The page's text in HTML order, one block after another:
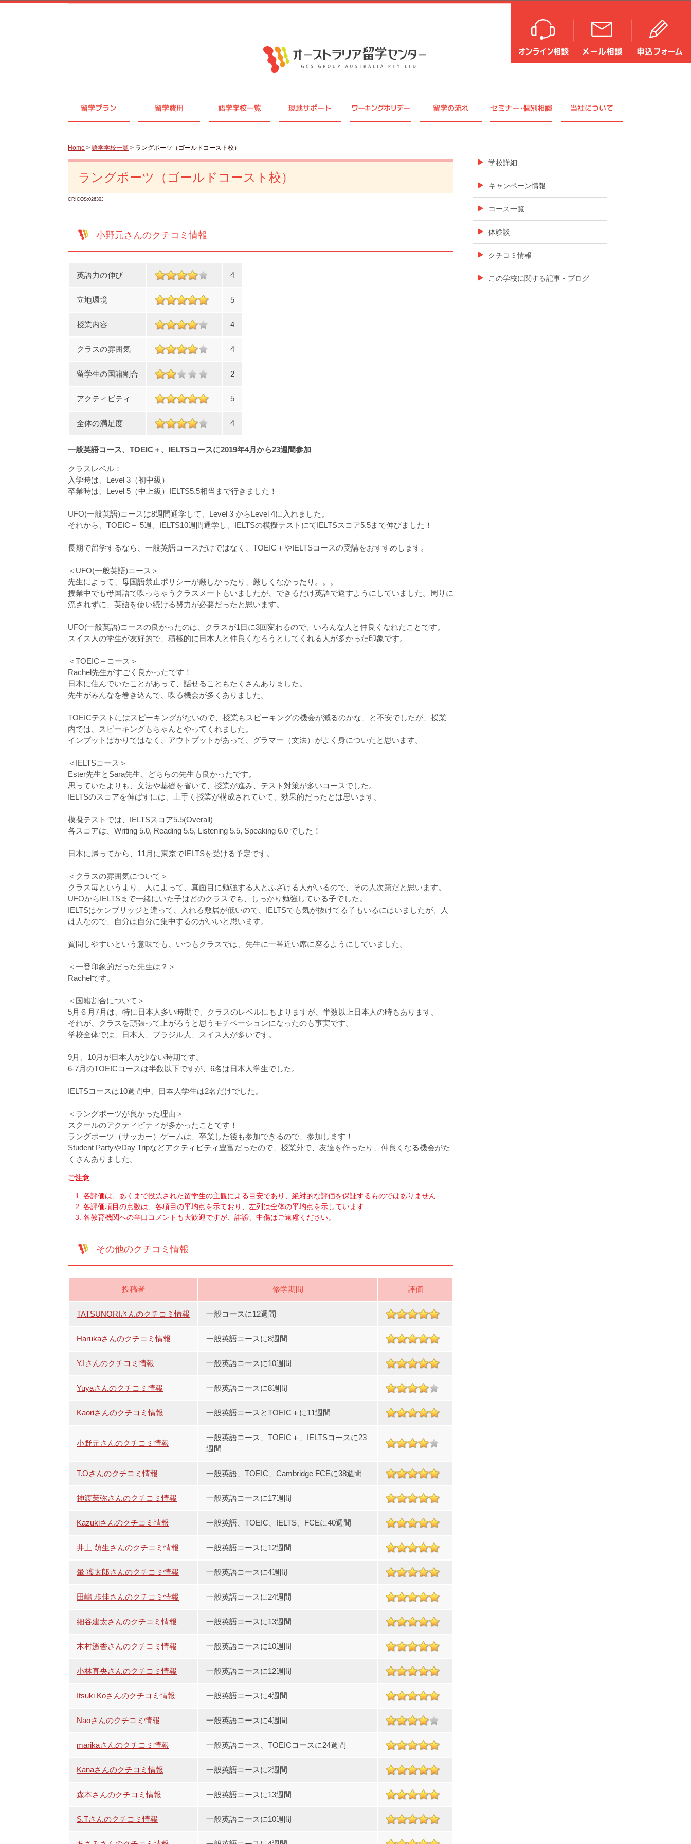
留学プラン 留学費用 語学学校一覧 現地サポート ワーキングホリデー 留学の流れ セミナー・個別相談 当社について
Home > 語学学校一覧 > ラングポーツ（ゴールドコースト校）
ラングポーツ（ゴールドコースト校）
CRICOS:02630J
小野元さんのクチコミ情報
英語力の伸び 4
立地環境 5
授業内容 4
クラスの雰囲気 4
留学生の国籍割合 2
アクティビティ 5
全体の満足度 4
一般英語コース、TOEIC＋、IELTSコースに2019年4月から23週間参加
クラスレベル：
入学時は、Level 3（初中級）
卒業時は、Level 5（中上級）IELTS5.5相当まで行きました！
UFO(一般英語)コースは8週間通学して、Level 3 からLevel 4に入れました。
それから、TOEIC＋ 5週、IELTS10週間通学し、IELTSの模擬テストにてIELTSスコア5.5まで伸びました！
長期で留学するなら、一般英語コースだけではなく、TOEIC＋やIELTSコースの受講をおすすめします。
＜UFO(一般英語)コース＞
先生によって、母国語禁止ポリシーが厳しかったり、厳しくなかったり。。。
授業中でも母国語で喋っちゃうクラスメートもいましたが、できるだけ英語で返すようにしていました。周りに
流されずに、英語を使い続ける努力が必要だったと思います。
UFO(一般英語)コースの良かったのは、クラスが1日に3回変わるので、いろんな人と仲良くなれたことです。
スイス人の学生が友好的で、積極的に日本人と仲良くなろうとしてくれる人が多かった印象です。
＜TOEIC＋コース＞
Rachel先生がすごく良かったです！
日本に住んでいたことがあって、話せることもたくさんありました。
先生がみんなを巻き込んで、喋る機会が多くありました。
TOEICテストにはスピーキングがないので、授業もスピーキングの機会が減るのかな、と不安でしたが、授業
内では、スピーキングもちゃんとやってくれました。
インプットばかりではなく、アウトプットがあって、グラマー（文法）がよく身についたと思います。
＜IELTSコース＞
Ester先生とSara先生、どちらの先生も良かったです。
思っていたよりも、文法や基礎を省いて、授業が進み、テスト対策が多いコースでした。
IELTSのスコアを伸ばすには、上手く授業が構成されていて、効果的だったとは思います。
模擬テストでは、IELTSスコア5.5(Overall)
各スコアは、Writing 5.0, Reading 5.5, Listening 5.5, Speaking 6.0 でした！
日本に帰ってから、11月に東京でIELTSを受ける予定です。
＜クラスの雰囲気について＞
クラス毎というより、人によって、真面目に勉強する人とふざける人がいるので、その人次第だと思います。
UFOからIELTSまで一緒にいた子はどのクラスでも、しっかり勉強している子でした。
IELTSはケンブリッジと違って、入れる敷居が低いので、IELTSでも気が抜けてる子もいるにはいましたが、人
は人なので、自分は自分に集中するのがいいと思います。
質問しやすいという意味でも、いつもクラスでは、先生に一番近い席に座るようにしていました。
＜一番印象的だった先生は？＞
Rachelです。
＜国籍割合について＞
5月６月7月は、特に日本人多い時期で、クラスのレベルにもよりますが、半数以上日本人の時もあります。
それが、クラスを頑張って上がろうと思うモチベーションになったのも事実です。
学校全体では、日本人、ブラジル人、スイス人が多いです。
9月、10月が日本人が少ない時期です。
6-7月のTOEICコースは半数以下ですが、6名は日本人学生でした。
IELTSコースは10週間中、日本人学生は2名だけでした。
＜ラングポーツが良かった理由＞
スクールのアクティビティが多かったことです！
ラングポーツ（サッカー）ゲームは、卒業した後も参加できるので、参加します！
Student PartyやDay Tripなどアクティビティ豊富だったので、授業外で、友達を作ったり、仲良くなる機会がた
くさんありました。
ご注意
各評価は、あくまで投票された留学生の主観による目安であり、絶対的な評価を保証するものではありません
各評価項目の点数は、各項目の平均点を示ており、左列は全体の平均点を示しています
各教育機関への辛口コメントも大歓迎ですが、誹謗、中傷はご遠慮ください。
その他のクチコミ情報
投稿者 修学期間 評価
TATSUNORIさんのクチコミ情報 一般コースに12週間
Harukaさんのクチコミ情報 一般英語コースに8週間
Y.Iさんのクチコミ情報 一般英語コースに10週間
Yuyaさんのクチコミ情報 一般英語コースに8週間
Kaoriさんのクチコミ情報 一般英語コースとTOEIC＋に11週間
小野元さんのクチコミ情報
一般英語コース、TOEIC＋、IELTSコースに23
週間
T.Oさんのクチコミ情報 一般英語、TOEIC、Cambridge FCEに38週間
神渡茉弥さんのクチコミ情報 一般英語コースに17週間
Kazukiさんのクチコミ情報 一般英語、TOEIC、IELTS、FCEに40週間
井上 萌生さんのクチコミ情報 一般英語コースに12週間
暈 凜太郎さんのクチコミ情報 一般英語コースに4週間
田嶋 歩佳さんのクチコミ情報 一般英語コースに24週間
細谷建太さんのクチコミ情報 一般英語コースに13週間
木村遥香さんのクチコミ情報 一般英語コースに10週間
小林直央さんのクチコミ情報 一般英語コースに12週間
Itsuki Koさんのクチコミ情報 一般英語コースに4週間
Naoさんのクチコミ情報 一般英語コースに4週間
marikaさんのクチコミ情報 一般英語コース、TOEICコースに24週間
Kanaさんのクチコミ情報 一般英語コースに2週間
森本さんのクチコミ情報 一般英語コースに13週間
S.Tさんのクチコミ情報 一般英語コースに10週間
学校詳細
キャンペーン情報
コース一覧
体験談
クチコミ情報
この学校に関する記事・ブログ